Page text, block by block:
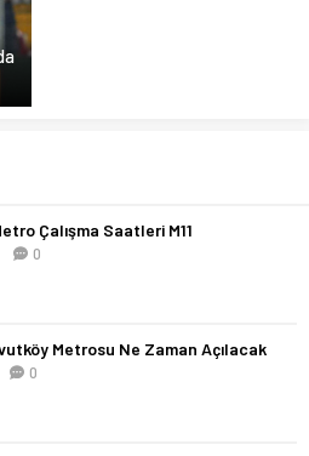
Çalışma Saatleri M11
0
Metrosu Ne Zaman Açılacak
0